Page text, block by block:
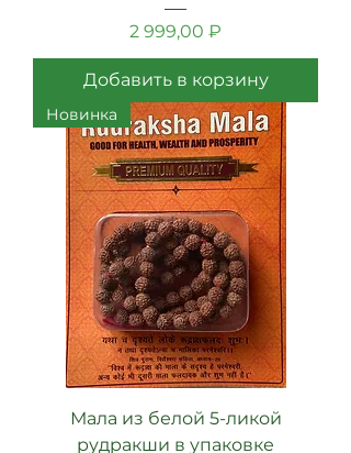
Цена
2 999,00 ₽
Добавить в корзину
Новинка
Мала из белой 5-ликой
рудракши в упаковке